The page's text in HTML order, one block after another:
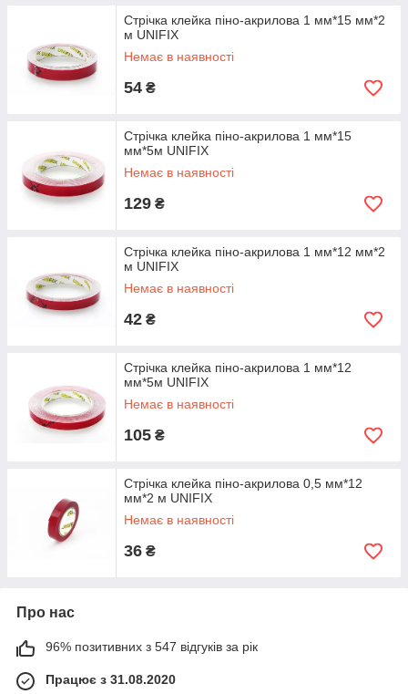
Стрічка клейка піно-акрилова 1 мм*15 мм*2
м UNIFIX
Немає в наявності
54 ₴
Стрічка клейка піно-акрилова 1 мм*15
мм*5м UNIFIX
Немає в наявності
129 ₴
Стрічка клейка піно-акрилова 1 мм*12 мм*2
м UNIFIX
Немає в наявності
42 ₴
Стрічка клейка піно-акрилова 1 мм*12
мм*5м UNIFIX
Немає в наявності
105 ₴
Стрічка клейка піно-акрилова 0,5 мм*12
мм*2 м UNIFIX
Немає в наявності
36 ₴
Про нас
96% позитивних з 547 відгуків за рік
Працює з 31.08.2020